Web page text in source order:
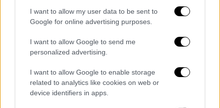
I want to allow my user data to be sent to
Google for online advertising purposes.
I want to allow Google to send me
personalized advertising.
I want to allow Google to enable storage
related to analytics like cookies on web or
device identifiers in apps.
κατακυρώθηκε γκολ -οφσάιντ της Ξάνθης.
Είναι δεδομένο ότιοι ξένοι διαιτητές
έδειξαν με την παρουσία τους στους αγώνες
της εφετινής περιόδου σε SuperLeague και
Κύπελλο, πως η ελληνική διαιτησία έχει να
διανύσει αρκετά βήματα για να ανέβει
επίπεδο. Είναι μια ευκαιρία να ξεχωρίσουν